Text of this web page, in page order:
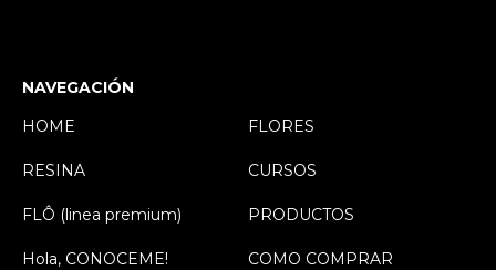
NAVEGACIÓN
HOME
FLORES
RESINA CURSOS
FLÔ (linea premium) PRODUCTOS
Hola, CONOCEME! COMO COMPRAR